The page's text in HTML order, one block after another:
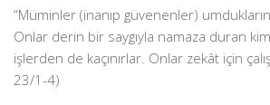
“Müminler (inanıp güvenenler)
Onlar derin bir saygıyla namaza duran
işlerden de kaçınırlar. Onlar zekât için
23/1-4)